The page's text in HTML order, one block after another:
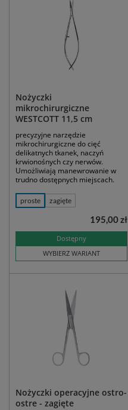
Nożyczki
mikrochirurgiczne
WESTCOTT 11,5 cm
precyzyjne narzędzie
mikrochirurgiczne do cięć
delikatnych tkanek, naczyń
krwionośnych czy nerwów.
Umożliwiają manewrowanie w
trudno dostępnych miejscach.
proste zagięte
Dostępny
WYBIERZ WARIANT
195,00 zł
Nożyczki operacyjne ostro-
ostre - zagięte